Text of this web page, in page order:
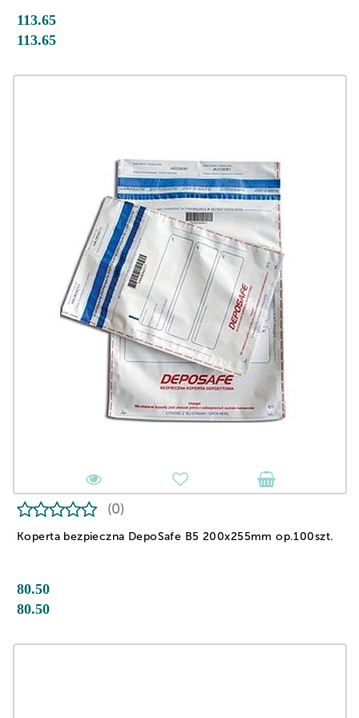
113.65
113.65
Koperta bezpieczna DepoSafe B5 200x255mm op.100szt.
(0)
80.50
80.50